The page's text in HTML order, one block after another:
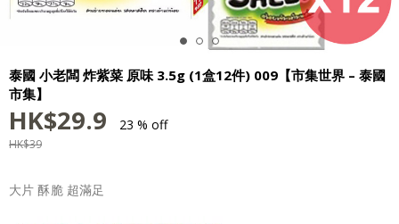
泰國 小老闆 炸紫菜 原味 3.5g (1盒12件) 009【市集世界 – 泰國
市集】
HK$29.9 23 % off
HK$39
大片 酥脆 超滿足